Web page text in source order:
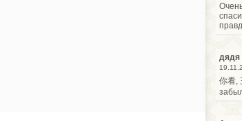
дядя
你看,